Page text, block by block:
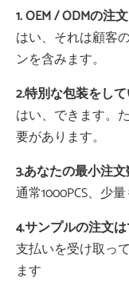
1. OEM / ODMの注
はい、それは顧客
ンを含みます。
2.特別な包装をし
はい、できます。
要があります。
3.あなたの最小注
通常1000PCS、少
4.サンプルの注文
支払いを受け取っ
ます